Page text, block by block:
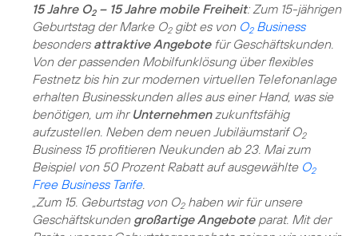
15 Jahre O2– 15 Jahre mobile Freiheit: Zum 15-jährigen
Geburtstag der Marke O2gibt es von O2Business
besonders attraktive Angebotefür Geschäftskunden.
Von der passenden Mobilfunklösung über flexibles
Festnetz bis hin zur modernen virtuellen Telefonanlage
erhalten Businesskunden alles aus einer Hand, was sie
benötigen, um ihr Unternehmenzukunftsfähig
aufzustellen. Neben dem neuen Jubiläumstarif O2
Business 15 profitieren Neukunden ab 23. Mai zum
Beispiel von 50 Prozent Rabatt auf ausgewählte O2
Free Business Tarife.
„Zum 15. Geburtstag von O2haben wir für unsere
Geschäftskunden großartige Angeboteparat. Mit der